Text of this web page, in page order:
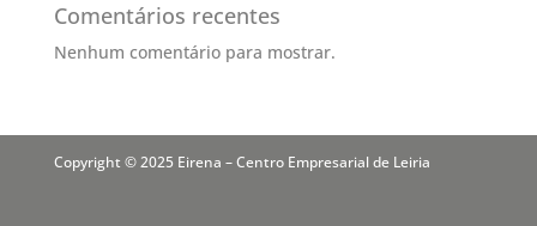
Comentários recentes
Nenhum comentário para mostrar.
Copyright © 2025 Eirena – Centro Empresarial de Leiria